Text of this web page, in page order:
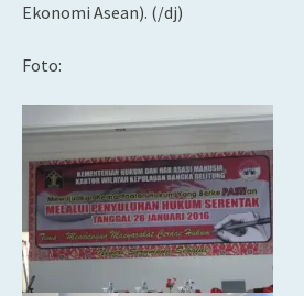
Ekonomi Asean). (/dj)
Foto: